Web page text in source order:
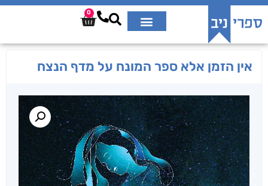
0
אין הזמן אלא ספר המונח על מדף הנצח